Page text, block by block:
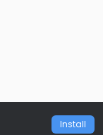
Install